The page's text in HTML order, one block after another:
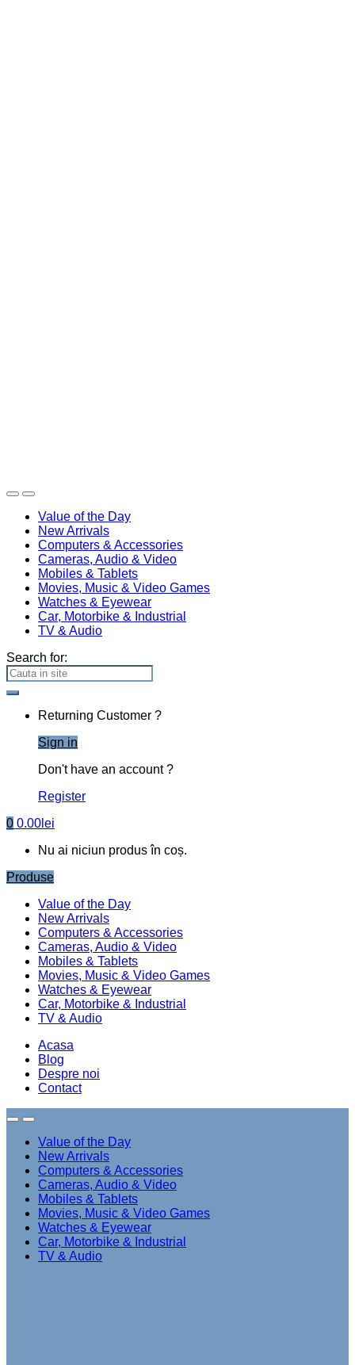
Value of the Day
New Arrivals
Computers & Accessories
Cameras, Audio & Video
Mobiles & Tablets
Movies, Music & Video Games
Watches & Eyewear
Car, Motorbike & Industrial
TV & Audio
Search for:
Returning Customer ?
Sign in
Don't have an account ?
Register
0 0.00 lei
Nu ai niciun produs în coș.
Produse
Value of the Day
New Arrivals
Computers & Accessories
Cameras, Audio & Video
Mobiles & Tablets
Movies, Music & Video Games
Watches & Eyewear
Car, Motorbike & Industrial
TV & Audio
Acasa
Blog
Despre noi
Contact
Value of the Day
New Arrivals
Computers & Accessories
Cameras, Audio & Video
Mobiles & Tablets
Movies, Music & Video Games
Watches & Eyewear
Car, Motorbike & Industrial
TV & Audio